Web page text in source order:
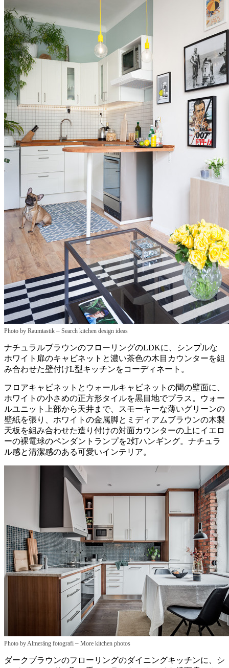
Photo by Raumtastik – Search kitchen design ideas
ナチュラルブラウンのフローリングのLDKに、シンプルな
ホワイト扉のキャビネットと濃い茶色の木目カウンターを組
み合わせた壁付けL型キッチンをコーディネート。
フロアキャビネットとウォールキャビネットの間の壁面に、
ホワイトの小さめの正方形タイルを黒目地でプラス。ウォー
ルユニット上部から天井まで、スモーキーな薄いグリーンの
壁紙を張り、ホワイトの金属脚とミディアムブラウンの木製
天板を組み合わせた造り付けの対面カウンターの上にイエロ
ーの裸電球のペンダントランプを2灯ハンギング。ナチュラ
ル感と清潔感のある可愛いインテリア。
Photo by Almeräng fotografi – More kitchen photos
ダークブラウンのフローリングのダイニングキッチンに、シ